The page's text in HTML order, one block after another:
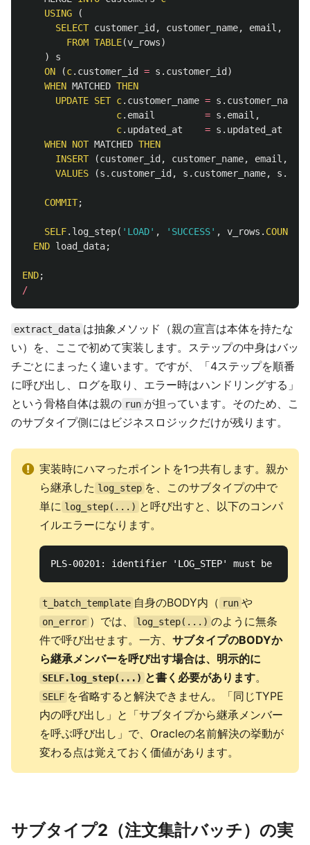
USING
(
SELECT customer_id , customer_name, email ,
FROM TABLE(v_rows)
)
s
ON
(c. customer_id = s . customer_id )
WHEN MATCHED THEN
UPDATE SET c. customer_name = s . customer_name
c. email = s . email ,
c. updated_at = s . updated_at
WHEN NOT MATCHED THEN
INSERT
(customer_id , customer_name, email ,
VALUES
(s . customer_id , s . customer_name, s .
COMMIT;
SELF. log_step( 'LOAD' , 'SUCCESS' , v_rows . COUNT
END load_data;
END;
/
extract_data は抽象メソッド（親の宣言は本体を持たな
い）を、ここで初めて実装します。ステップの中身はバッ
チごとにまったく違います。ですが、「4ステップを順番
に呼び出し、ログを取り、エラー時はハンドリングする」
という骨格自体は親の run が担っています。そのため、こ
のサブタイプ側にはビジネスロジックだけが残ります。
実装時にハマったポイントを1つ共有します。親か
ら継承した log_step を、このサブタイプの中で
単に log_step(...) と呼び出すと、以下のコンパ
イルエラーになります。
t_batch_template 自身のBODY内（ run や
on_error ）では、 log_step(...) のように無条
件で呼び出せます。一方、 サブタイプのBODYか
ら継承メンバーを呼び出す場合は、明示的に
SELF.log_step(...) と書く必要があります。
SELF を省略すると解決できません。「同じTYPE
内の呼び出し」と「サブタイプから継承メンバー
を呼ぶ呼び出し」で、Oracleの名前解決の挙動が
変わる点は覚えておく価値があります。
サブタイプ2（注文集計バッチ）の実